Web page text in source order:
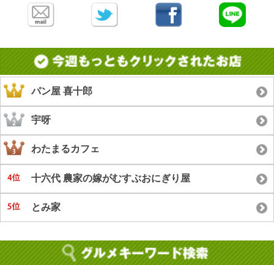
パン屋 喜十郎
宇呀
わたまるカフェ
十六代 農家の嫁がむすぶおにぎり屋
とみ家